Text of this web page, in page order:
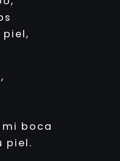
boca
piel.